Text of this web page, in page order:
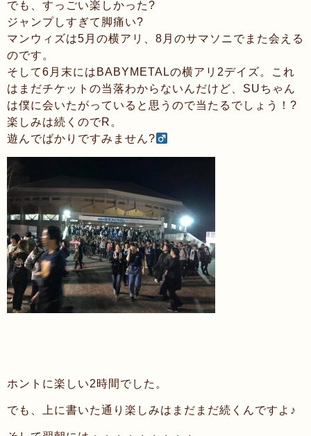
でも、すっごい楽しかった?
ジャンプしすぎて脚痛い?
マンウィズは5月の横アリ、8月のサマソニでまた会える
のです。
そして6月末にはBABYMETALの横アリ2デイズ。これ
はまだチケットの当落わからないんだけど、SUちゃん
は僕に会いたがっていると思うので当たるでしょう！?
楽しみは続くのでR。
遊んでばかりですみません?‍
ホントに楽しい2時間でした。
でも、上に書いた通り楽しみはまだまだ続くんですよ♪